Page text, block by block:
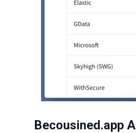
Becousined.app